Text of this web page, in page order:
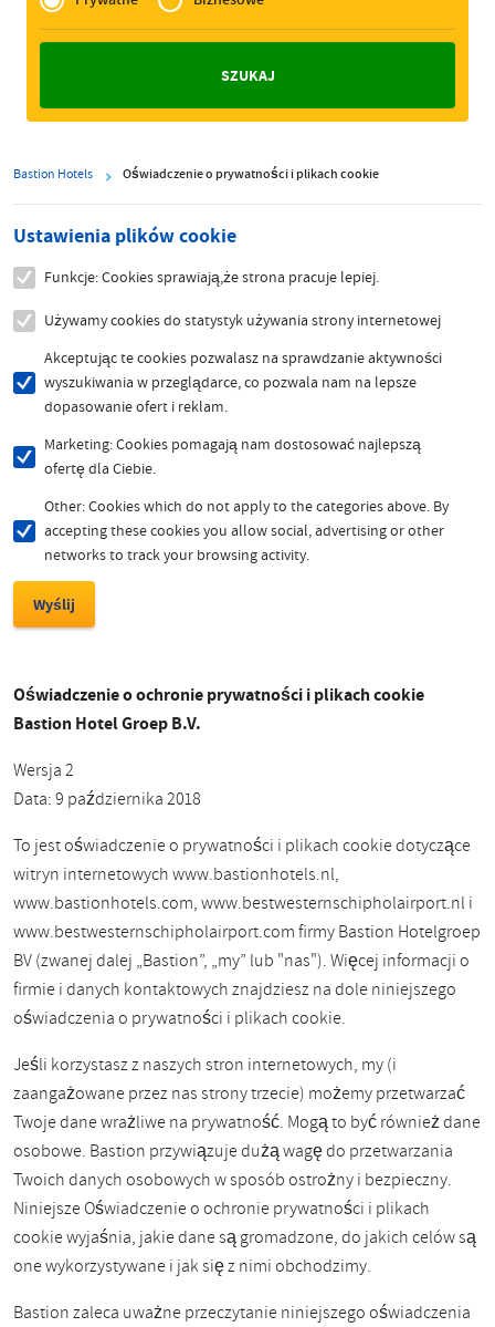
Zakelijk
Bastion Hotels Oświadczenie o prywatności i plikach cookie
Ustawienia plików cookie
Funkcje: Cookies sprawiają,że strona pracuje lepiej.
Używamy cookies do statystyk używania strony internetowej
Akceptując te cookies pozwalasz na sprawdzanie aktywności
wyszukiwania w przeglądarce, co pozwala nam na lepsze
dopasowanie ofert i reklam.
Marketing: Cookies pomagają nam dostosować najlepszą
ofertę dla Ciebie.
Other: Cookies which do not apply to the categories above. By
accepting these cookies you allow social, advertising or other
networks to track your browsing activity.
Oświadczenie o ochronie prywatności i plikach cookie
Bastion Hotel Groep B.V.
Wersja 2
Data: 9 października 2018
To jest oświadczenie o prywatności i plikach cookie dotyczące
witryn internetowych www.bastionhotels.nl,
www.bastionhotels.com, www.bestwesternschipholairport.nl i
www.bestwesternschipholairport.com firmy Bastion Hotelgroep
BV (zwanej dalej „Bastion”, „my” lub "nas"). Więcej informacji o
firmie i danych kontaktowych znajdziesz na dole niniejszego
oświadczenia o prywatności i plikach cookie.
Jeśli korzystasz z naszych stron internetowych, my (i
zaangażowane przez nas strony trzecie) możemy przetwarzać
Twoje dane wrażliwe na prywatność. Mogą to być również dane
osobowe. Bastion przywiązuje dużą wagę do przetwarzania
Twoich danych osobowych w sposób ostrożny i bezpieczny.
Niniejsze Oświadczenie o ochronie prywatności i plikach
cookie wyjaśnia, jakie dane są gromadzone, do jakich celów są
one wykorzystywane i jak się z nimi obchodzimy.
Bastion zaleca uważne przeczytanie niniejszego oświadczenia